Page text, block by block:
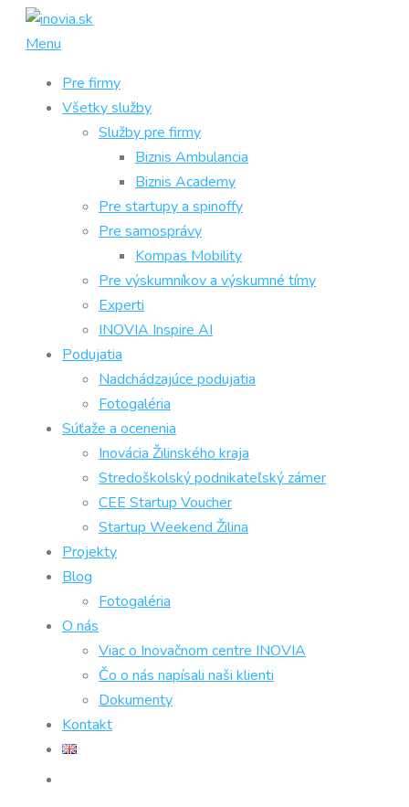
Prejsť
Menu
Pre firmy
Všetky služby
Služby pre firmy
Biznis Ambulancia
Biznis Academy
Pre startupy a spinoffy
Pre samosprávy
Kompas Mobility
Pre výskumníkov a výskumné tímy
Experti
INOVIA Inspire AI
Podujatia
Nadchádzajúce podujatia
Fotogaléria
Súťaže a ocenenia
Inovácia Žilinského kraja
Stredoškolský podnikateľský zámer
CEE Startup Voucher
Startup Weekend Žilina
Projekty
Blog
Fotogaléria
O nás
Viac o Inovačnom centre INOVIA
Čo o nás napísali naši klienti
Dokumenty
Kontakt